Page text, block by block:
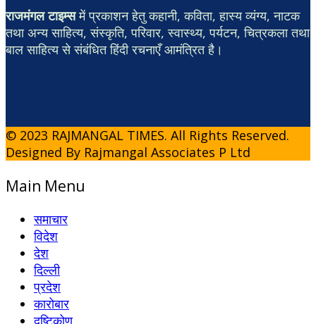
राजमंगल टाइम्समें प्रकाशन हेतु कहानी, कविता, हास्य व्यंग्य, नाटक
तथा अन्य साहित्य, संस्कृति, परिवार, स्वास्थ्य, पर्यटन, चित्रकला तथा
बाल साहित्य से संबंधित हिंदी रचनाएँ आमंत्रित है।
© 2023 RAJMANGAL TIMES. All Rights Reserved.
Designed By Rajmangal Associates P Ltd
Main Menu
समाचार
विदेश
देश
दिल्ली
प्रदेश
कारोबार
दृष्टिकोण